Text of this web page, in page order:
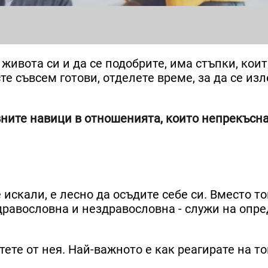
си и да се подобрите, има стъпки,
съвсем готови, отделете време, за да се
навици в отношенията, които
е лесно да осъдите себе си. Вместо
и нездравословна - служи на
от нея. Най-важното е как реагирате на